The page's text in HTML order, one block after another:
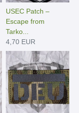
USEC Patch –
Escape from
Tarko...
4,70 EUR